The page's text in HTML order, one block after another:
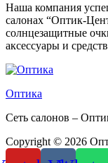
Наша компания
салонах “Оптик-
солнцезащитные
аксессуары и
Оптика
Сеть салонов –
Copyright © 2026